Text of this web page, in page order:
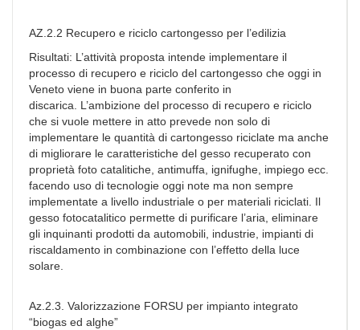
AZ.2.2 Recupero e riciclo cartongesso per l’edilizia
Risultati: L’attività proposta intende implementare il
processo di recupero e riciclo del cartongesso che oggi in
Veneto viene in buona parte conferito in
discarica. L’ambizione del processo di recupero e riciclo
che si vuole mettere in atto prevede non solo di
implementare le quantità di cartongesso riciclate ma anche
di migliorare le caratteristiche del gesso recuperato con
proprietà foto catalitiche, antimuffa, ignifughe, impiego ecc.
facendo uso di tecnologie oggi note ma non sempre
implementate a livello industriale o per materiali riciclati. Il
gesso fotocatalitico permette di purificare l’aria, eliminare
gli inquinanti prodotti da automobili, industrie, impianti di
riscaldamento in combinazione con l’effetto della luce
solare.
Az.2.3. Valorizzazione FORSU per impianto integrato
“biogas ed alghe”